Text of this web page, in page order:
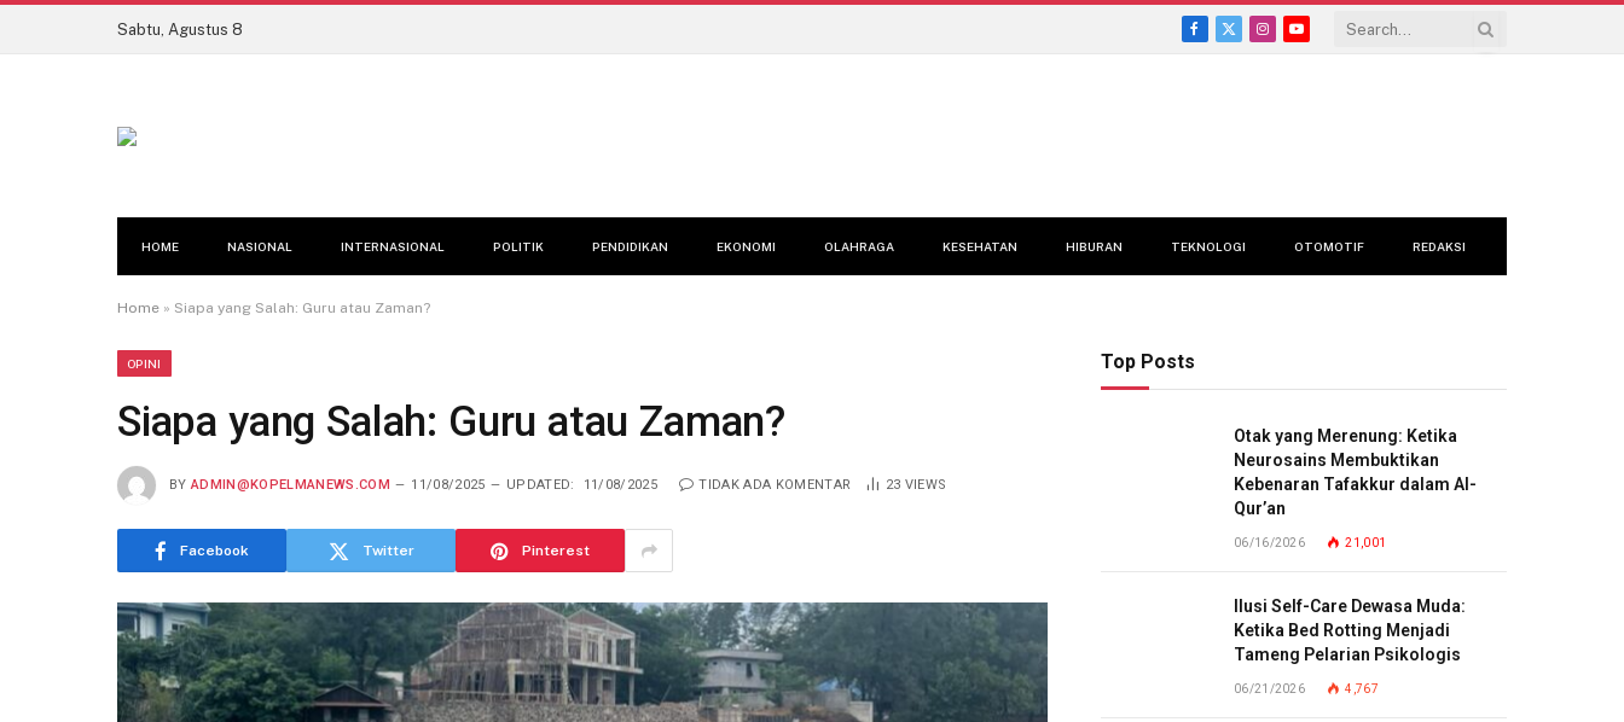
Sabtu, Agustus 8
Facebook
X
InstagramYouTube
HOME NASIONAL INTERNASIONAL POLITIK PENDIDIKAN EKONOMI OLAHRAGA KESEHATAN HIBURAN TEKNOLOGI OTOMOTIF REDAKSI
Home » Siapa yang Salah: Guru atau Zaman?
OPINI
Siapa yang Salah: Guru atau Zaman?
BY ADMIN@KOPELMANEWS.COM 11/08/2025 UPDATED: 11/08/2025 TIDAK ADA KOMENTAR 23 VIEWS
Facebook Twitter Pinterest
Top Posts
Otak yang Merenung: Ketika
Neurosains Membuktikan
Kebenaran Tafakkur dalam Al-
Qur’an
06/16/2026 21,001
Ilusi Self-Care Dewasa Muda:
Ketika Bed Rotting Menjadi
Tameng Pelarian Psikologis
06/21/2026 4,767